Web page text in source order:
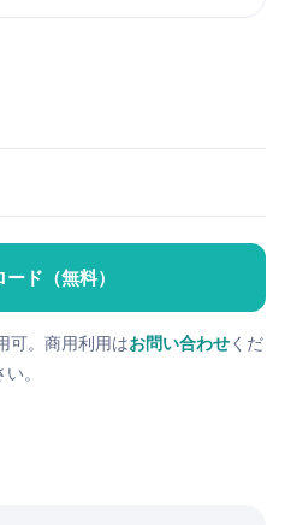
ド（無料）
可。商用利用はお問い合わせくだ
い。